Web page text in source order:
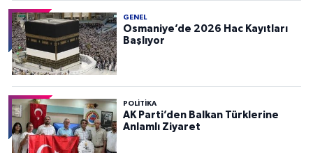
GENEL
Osmaniye’de 2026 Hac Kayıtları
Başlıyor
POLITIKA
AK Parti’den Balkan Türklerine
Anlamlı Ziyaret